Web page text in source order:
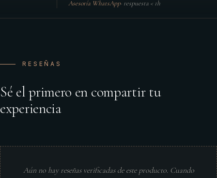
Asesoría WhatsApp· respuesta < 1h
RESEÑAS
Sé el primero en compartir tu
experiencia
Aún no hay reseñas verificadas de este producto. Cuando